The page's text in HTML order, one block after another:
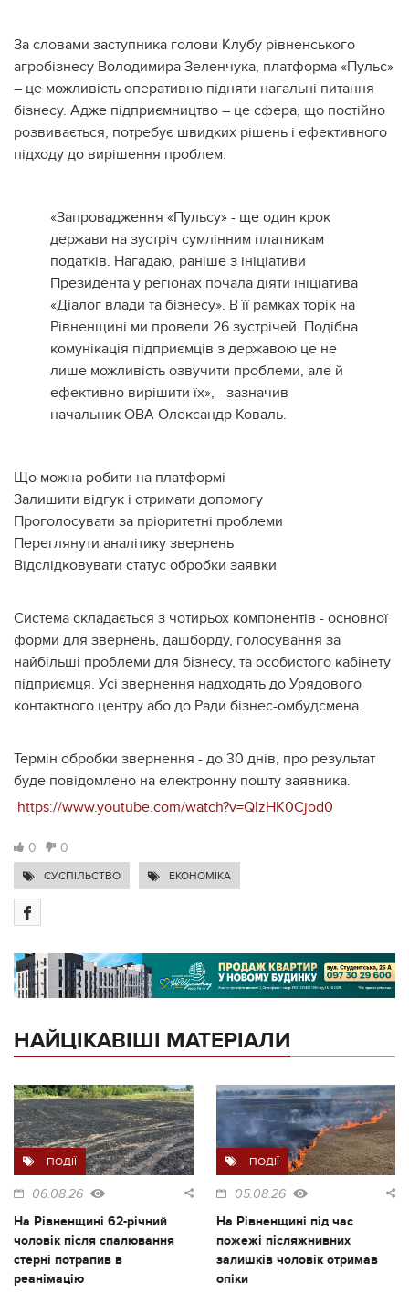
За словами заступника голови Клубу рівненського
агробізнесу Володимира Зеленчука, платформа «Пульс»
– це можливість оперативно підняти нагальні питання
бізнесу. Адже підприємництво – це сфера, що постійно
розвивається, потребує швидких рішень і ефективного
підходу до вирішення проблем.
«Запровадження «Пульсу» - ще один крок
держави на зустріч сумлінним платникам
податків. Нагадаю, раніше з ініціативи
Президента у регіонах почала діяти ініціатива
«Діалог влади та бізнесу». В її рамках торік на
Рівненщині ми провели 26 зустрічей. Подібна
комунікація підприємців з державою це не
лише можливість озвучити проблеми, але й
ефективно вирішити їх», - зазначив
начальник ОВА Олександр Коваль.
Що можна робити на платформі
Залишити відгук і отримати допомогу
Проголосувати за пріоритетні проблеми
Переглянути аналітику звернень
Відслідковувати статус обробки заявки
Система складається з чотирьох компонентів - основної
форми для звернень, дашборду, голосування за
найбільші проблеми для бізнесу, та особистого кабінету
підприємця. Усі звернення надходять до Урядового
контактного центру або до Ради бізнес-омбудсмена.
Термін обробки звернення - до 30 днів, про результат
буде повідомлено на електронну пошту заявника.
https://www.youtube.com/watch?v=QIzHK0Cjod0
0 0
СУСПІЛЬСТВО ЕКОНОМІКА
НАЙЦІКАВІШІ МАТЕРІАЛИ
ПОДІЇ
06.08.26
На Рівненщині 62-річний
чоловік після спалювання
стерні потрапив в
реанімацію
ПОДІЇ
05.08.26
На Рівненщині під час
пожежі післяжнивних
залишків чоловік отримав
опіки